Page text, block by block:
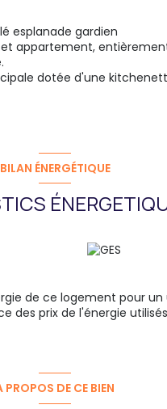
esplanade gardien
appartement,
dotée d'une
BILAN ÉNERGÉTIQUE
de ce logement pour
des prix de l'énergie
PROPOS DE CE BIEN